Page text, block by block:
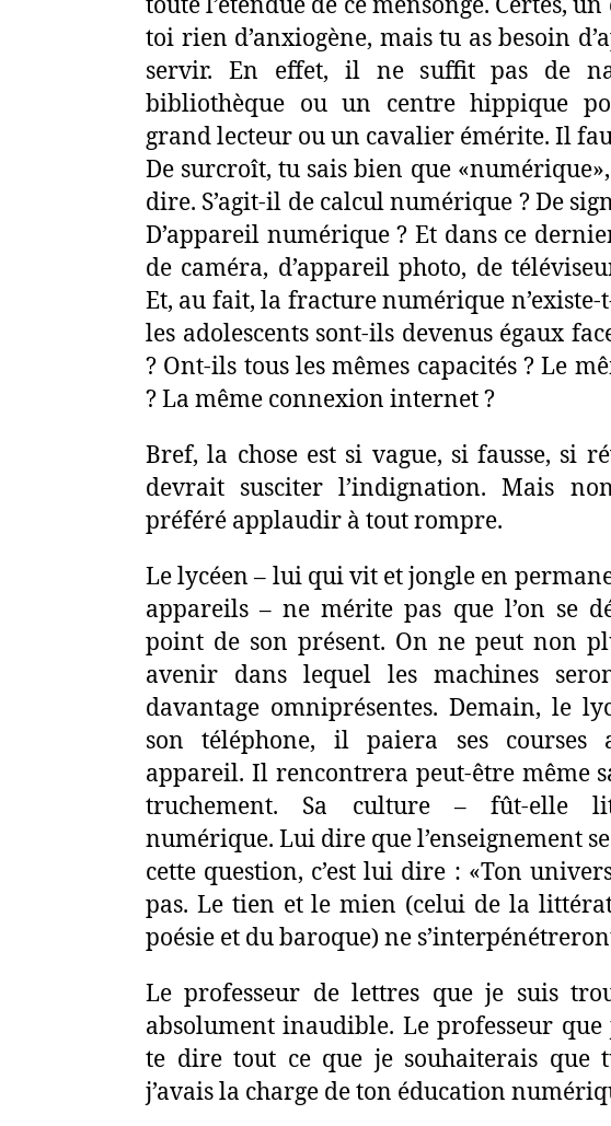
toi rien d’anxiogène, mais tu as besoin
servir. En effet, il ne suffit pas de
bibliothèque ou un centre hippique
grand lecteur ou un cavalier émérite. Il
De surcroît, tu sais bien que
dire. S’agit-il de calcul numérique ? De
D’appareil numérique ? Et dans ce
de caméra, d’appareil photo, de
Et, au fait, la fracture numérique n’existe-
les adolescents sont-ils devenus égaux
? Ont-ils tous les mêmes capacités ? Le
? La même connexion internet ?
Bref, la chose est si vague, si fausse, si
devrait susciter l’indignation. Mais
préféré applaudir à tout rompre.
Le lycéen – lui qui vit et jongle en
appareils – ne mérite pas que l’on se
point de son présent. On ne peut non
avenir dans lequel les machines
davantage omniprésentes. Demain, le
son téléphone, il paiera ses courses
appareil. Il rencontrera peut-être même
truchement. Sa culture – fût-elle
numérique. Lui dire que l’enseignement
cette question, c’est lui dire : «Ton
pas. Le tien et le mien (celui de la
poésie et du baroque) ne
Le professeur de lettres que je suis
absolument inaudible. Le professeur
te dire tout ce que je souhaiterais que
j’avais la charge de ton éducation